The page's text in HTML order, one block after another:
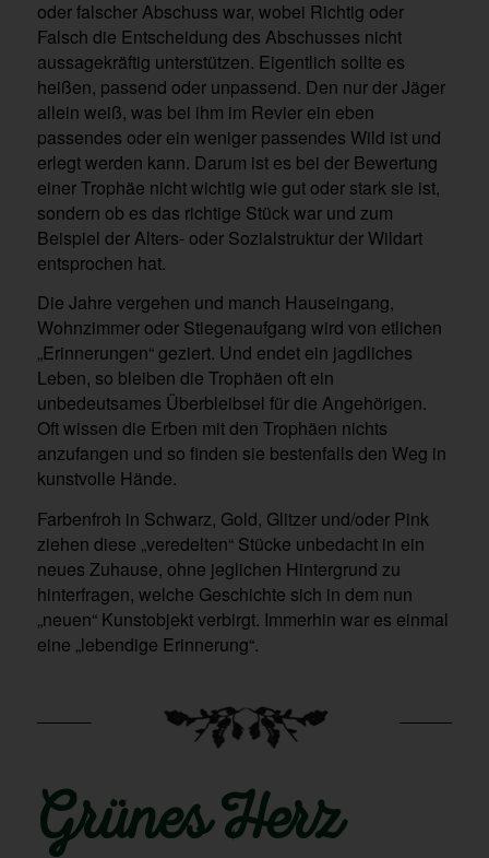
oder falscher Abschuss war, wobei Richtig oder
Falsch die Entscheidung des Abschusses nicht
aussagekräftig unterstützen. Eigentlich sollte es
heißen, passend oder unpassend. Den nur der Jäger
allein weiß, was bei ihm im Revier ein eben
passendes oder ein weniger passendes Wild ist und
erlegt werden kann. Darum ist es bei der Bewertung
einer Trophäe nicht wichtig wie gut oder stark sie ist,
sondern ob es das richtige Stück war und zum
Beispiel der Alters- oder Sozialstruktur der Wildart
entsprochen hat.
Die Jahre vergehen und manch Hauseingang,
Wohnzimmer oder Stiegenaufgang wird von etlichen
„Erinnerungen“ geziert. Und endet ein jagdliches
Leben, so bleiben die Trophäen oft ein
unbedeutsames Überbleibsel für die Angehörigen.
Oft wissen die Erben mit den Trophäen nichts
anzufangen und so finden sie bestenfalls den Weg in
kunstvolle Hände.
Farbenfroh in Schwarz, Gold, Glitzer und/oder Pink
ziehen diese „veredelten“ Stücke unbedacht in ein
neues Zuhause, ohne jeglichen Hintergrund zu
hinterfragen, welche Geschichte sich in dem nun
„neuen“ Kunstobjekt verbirgt. Immerhin war es einmal
eine „lebendige Erinnerung“.
Grünes Herz